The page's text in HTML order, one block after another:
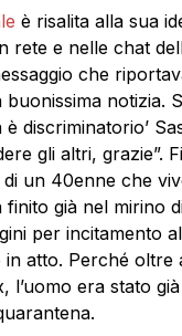
è risalita alla sua
rete e nelle chat
che
buonissima notizia.
discriminatorio’
gli altri, grazie”.
un 40enne che
finito già nel mirino
per incitamento
in atto. Perché oltre
l’uomo era stato